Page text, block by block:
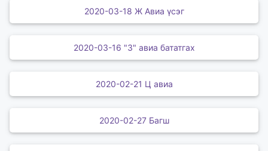
2020-03-18 Ж Авиа үсэг
2020-03-16 "З" авиа бататгах
2020-02-21 Ц авиа
2020-02-27 Багш